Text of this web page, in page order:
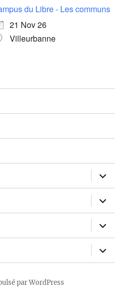
du Libre - Les communs
21 Nov 26
Villeurbanne
ouvrir
le
sous-
menu
ouvrir
le
sous-
menu
ouvrir
le
sous-
menu
ouvrir
le
sous-
par WordPress